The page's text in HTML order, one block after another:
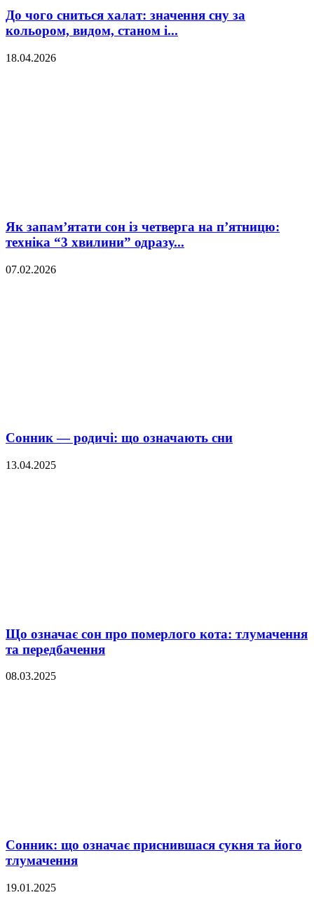
До чого сниться халат: значення сну за
кольором, видом, станом і...
18.04.2026
Як запам’ятати сон із четверга на п’ятницю:
техніка “3 хвилини” одразу...
07.02.2026
Сонник — родичі: що означають сни
13.04.2025
Що означає сон про померлого кота: тлумачення
та передбачення
08.03.2025
Сонник: що означає приснившася сукня та його
тлумачення
19.01.2025